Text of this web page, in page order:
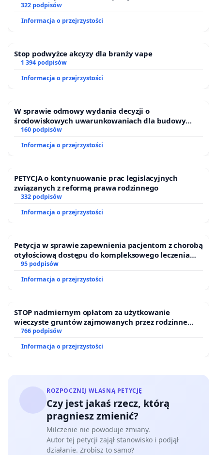
322 podpisów
Informacja o przejrzystości
Stop podwyżce akcyzy dla branży vape
1 394 podpisów
Informacja o przejrzystości
W sprawie odmowy wydania decyzji o
środowiskowych uwarunkowaniach dla budowy
zakładu wytwarzania biometanu „Krynki” w
Puszczy Knyszyńskiej
160 podpisów
Informacja o przejrzystości
PETYCJA o kontynuowanie prac legislacyjnych
związanych z reformą prawa rodzinnego
332 podpisów
Informacja o przejrzystości
Petycja w sprawie zapewnienia pacjentom z chorobą
otyłościową dostępu do kompleksowego leczenia
oraz programów profilaktycznych.
95 podpisów
Informacja o przejrzystości
STOP nadmiernym opłatom za użytkowanie
wieczyste gruntów zajmowanych przez rodzinne
ogrody działkowe.
766 podpisów
Informacja o przejrzystości
ROZPOCZNIJ WŁASNĄ PETYCJĘ
Czy jest jakaś rzecz, którą
pragniesz zmienić?
Milczenie nie powoduje zmiany.
Autor tej petycji zajął stanowisko i podjął
działanie. Zrobisz to samo?